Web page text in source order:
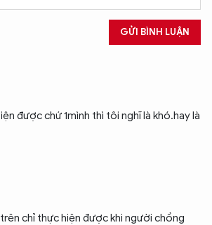
GỬI BÌNH LUẬN
được chứ 1mình thì tôi nghĩ là khó.hay là
chỉ thực hiện được khi người chồng